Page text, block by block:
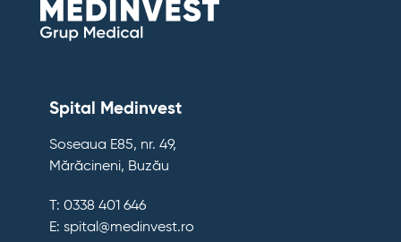
Spital Medinvest
Soseaua E85, nr. 49,
Mărăcineni, Buzău
T: 0338 401 646
E: spital@medinvest.ro